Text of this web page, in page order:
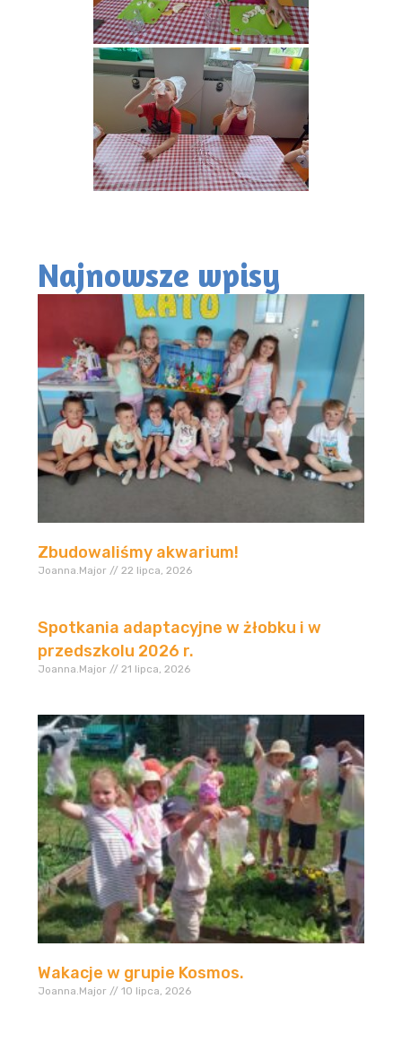
Najnowsze wpisy
Zbudowaliśmy akwarium!
Joanna.Major 22 lipca, 2026
Spotkania adaptacyjne w żłobku i w
przedszkolu 2026 r.
Joanna.Major 21 lipca, 2026
Wakacje w grupie Kosmos.
Joanna.Major 10 lipca, 2026